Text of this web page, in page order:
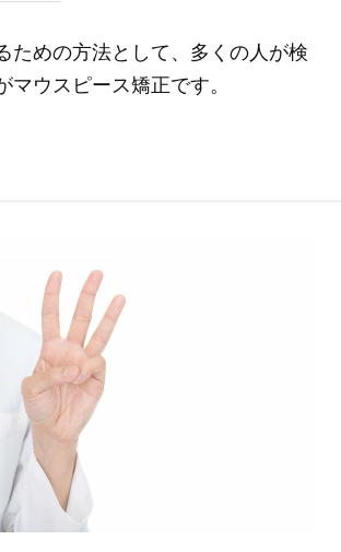
ための方法として、多くの人が検
マウスピース矯正です。